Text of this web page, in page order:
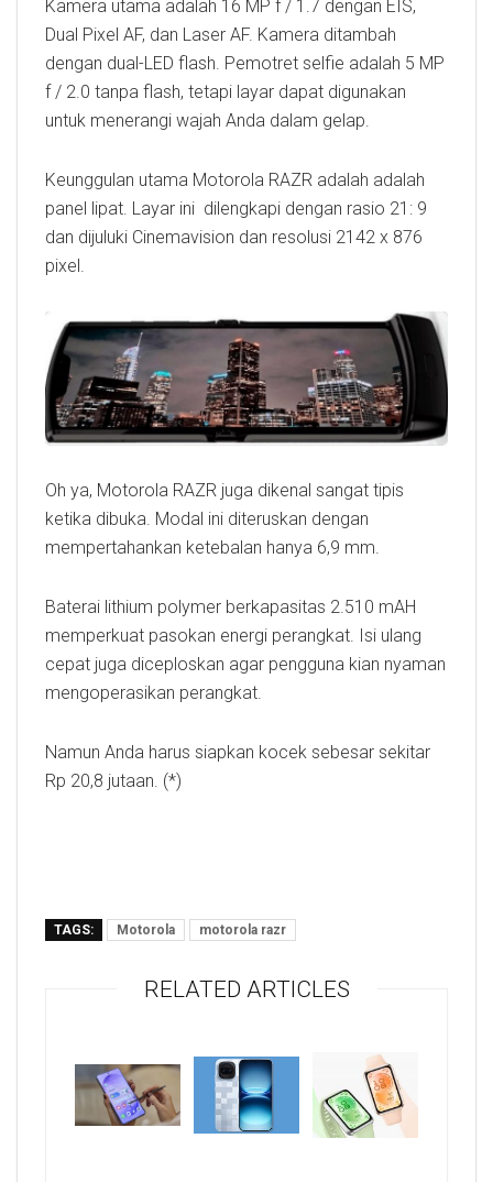
Kamera utama adalah 16 MP f / 1.7 dengan EIS,
Dual Pixel AF, dan Laser AF. Kamera ditambah
dengan dual-LED flash. Pemotret selfie adalah 5 MP
f / 2.0 tanpa flash, tetapi layar dapat digunakan
untuk menerangi wajah Anda dalam gelap.
Keunggulan utama Motorola RAZR adalah adalah
panel lipat. Layar ini dilengkapi dengan rasio 21: 9
dan dijuluki Cinemavision dan resolusi 2142 x 876
pixel.
Oh ya, Motorola RAZR juga dikenal sangat tipis
ketika dibuka. Modal ini diteruskan dengan
mempertahankan ketebalan hanya 6,9 mm.
Baterai lithium polymer berkapasitas 2.510 mAH
memperkuat pasokan energi perangkat. Isi ulang
cepat juga diceploskan agar pengguna kian nyaman
mengoperasikan perangkat.
Namun Anda harus siapkan kocek sebesar sekitar
Rp 20,8 jutaan. (*)
TAGS: Motorola motorola razr
RELATED ARTICLES